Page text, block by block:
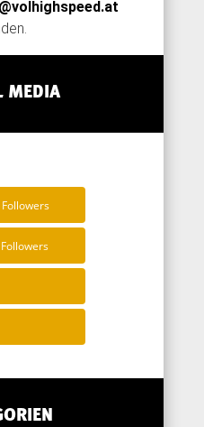
MEDIA
Followers
Followers